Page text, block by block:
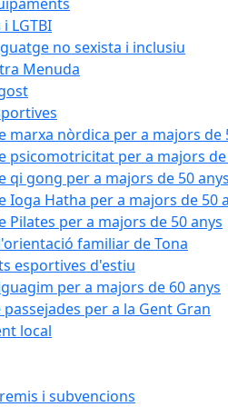
LGTBI
no sexista i inclusiu
Menuda
marxa nòrdica per a majors de
psicomotricitat per a majors de
qi gong per a majors de 50 anys
Ioga Hatha per a majors de 50
Pilates per a majors de 50 anys
familiar de Tona
esportives d'estiu
per a majors de 60 anys
passejades per a la Gent Gran
local
i subvencions